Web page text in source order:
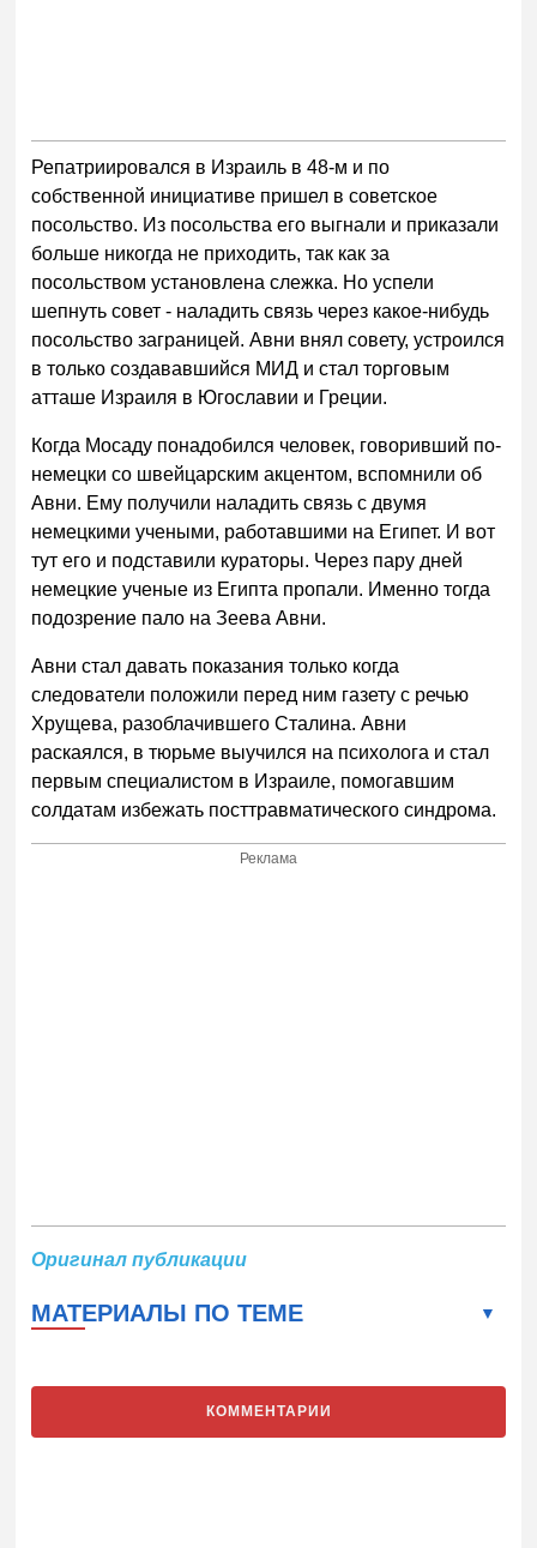
Репатриировался в Израиль в 48-м и по
собственной инициативе пришел в советское
посольство. Из посольства его выгнали и приказали
больше никогда не приходить, так как за
посольством установлена слежка. Но успели
шепнуть совет - наладить связь через какое-нибудь
посольство заграницей. Авни внял совету, устроился
в только создававшийся МИД и стал торговым
атташе Израиля в Югославии и Греции.
Когда Мосаду понадобился человек, говоривший по-
немецки со швейцарским акцентом, вспомнили об
Авни. Ему получили наладить связь с двумя
немецкими учеными, работавшими на Египет. И вот
тут его и подставили кураторы. Через пару дней
немецкие ученые из Египта пропали. Именно тогда
подозрение пало на Зеева Авни.
Авни стал давать показания только когда
следователи положили перед ним газету с речью
Хрущева, разоблачившего Сталина. Авни
раскаялся, в тюрьме выучился на психолога и стал
первым специалистом в Израиле, помогавшим
солдатам избежать посттравматического синдрома.
Реклама
Оригинал публикации
МАТЕРИАЛЫ ПО ТЕМЕ
КОММЕНТАРИИ